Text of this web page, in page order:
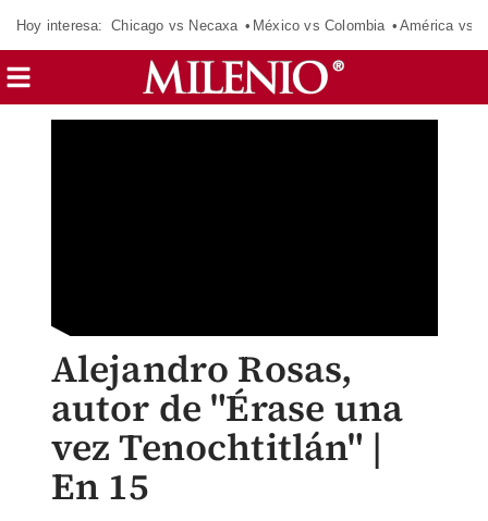
Hoy interesa: Chicago vs Necaxa México vs Colombia América vs
Alejandro Rosas,
autor de "Érase una
vez Tenochtitlán" |
En 15